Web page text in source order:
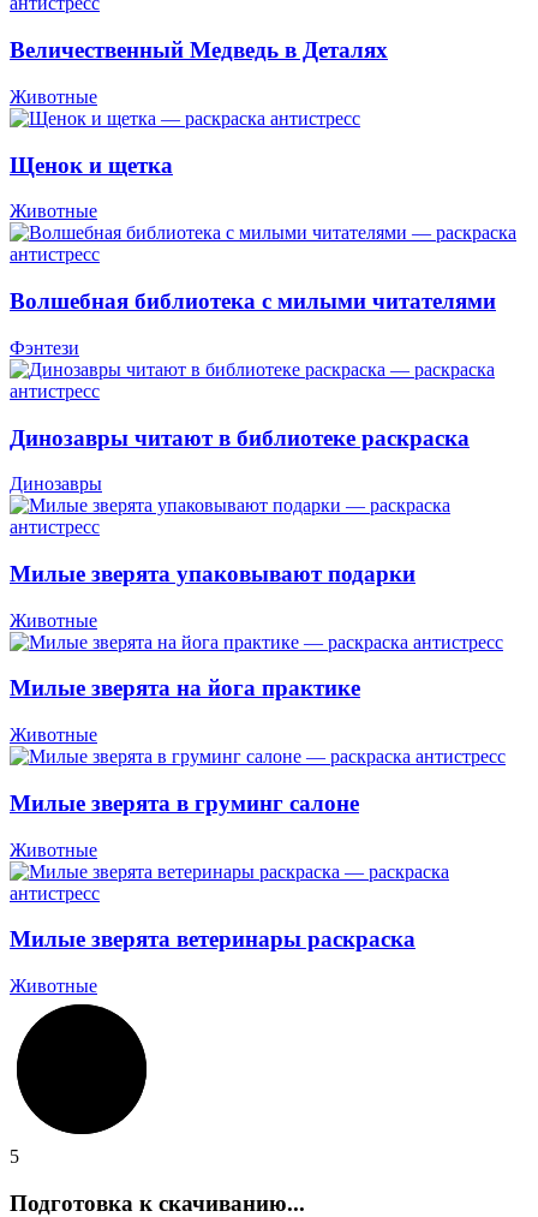
Величественный Медведь в Деталях
Животные
Щенок и щетка
Животные
Волшебная библиотека с милыми читателями
Фэнтези
Динозавры читают в библиотеке раскраска
Динозавры
Милые зверята упаковывают подарки
Животные
Милые зверята на йога практике
Животные
Милые зверята в груминг салоне
Животные
Милые зверята ветеринары раскраска
Животные
5
Подготовка к скачиванию...